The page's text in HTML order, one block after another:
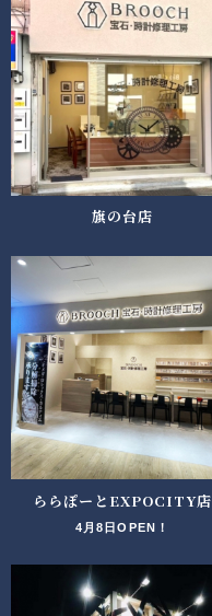
旗の台店
ららぽーとEXPOCITY店
4月8日OPEN！